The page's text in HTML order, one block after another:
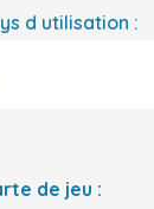
d utilisation :
de jeu :